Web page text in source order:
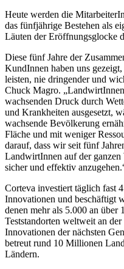
Heute werden die
das fünfjährige Bestehen als
Läuten der Eröffnungsglocke
Diese fünf Jahre der
KundInnen haben uns
leisten, nie dringender und
Chuck Magro.
wachsenden Druck durch
und Krankheiten ausgesetzt,
wachsende Bevölkerung
Fläche und mit weniger
darauf, dass wir seit fünf
LandwirtInnen auf der ganzen
sicher und effektiv
Corteva investiert täglich fast
Innovationen und beschäftigt
denen mehr als 5.000 an über
Teststandorten weltweit an
Innovationen der nächsten
betreut rund 10 Millionen
Ländern.